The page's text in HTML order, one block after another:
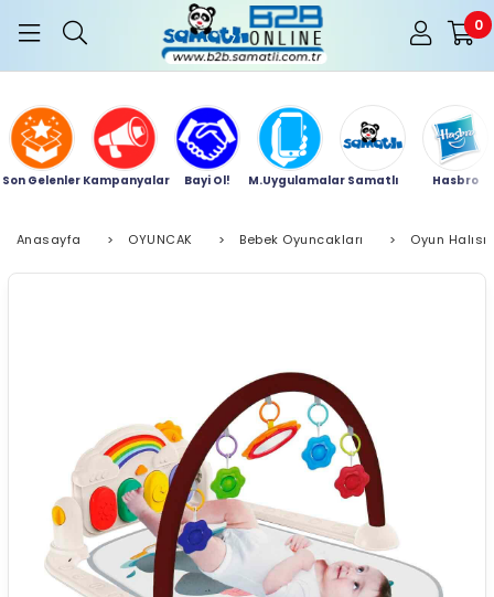
0
Son Gelenler Kampanyalar Bayi Ol! M.Uygulamalar Samatlı Hasbro
Anasayfa > OYUNCAK > Bebek Oyuncakları > Oyun Halısı